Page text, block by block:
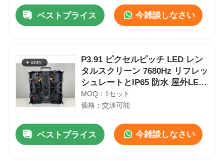
ベストプライス 今雑談しなさい
P3.91 ピクセルピッチ LED レン
タルスクリーン 7680Hz リフレッ
シュレートとIP65 防水 屋外LED
ビデオ壁ディスプレイ
MOQ：1セット
価格：交渉可能
ベストプライス 今雑談しなさい